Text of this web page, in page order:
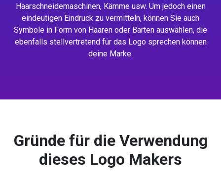
Haarschneidemaschinen, Kämme usw. Um jedoch einen
eindeutigen Eindruck zu vermitteln, können Sie auch
Symbole in Form von Haaren oder Barten auswählen, die
ebenfalls stellvertretend für das Logo sprechen können
deine Marke.
Gründe für die Verwendung
dieses Logo Makers